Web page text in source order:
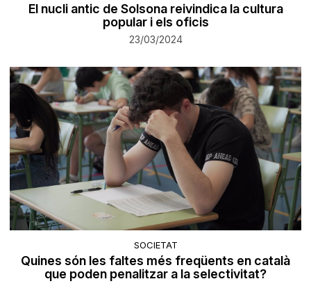
El nucli antic de Solsona reivindica la cultura
popular i els oficis
23/03/2024
SOCIETAT
Quines són les faltes més freqüents en català
que poden penalitzar a la selectivitat?